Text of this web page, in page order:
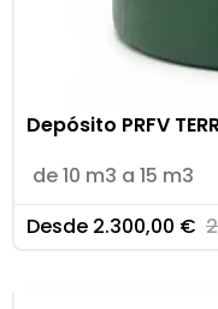
Depósito PRFV
de 10 m3 a 15 m3
Desde 2.300,00 €